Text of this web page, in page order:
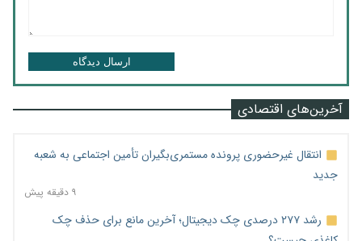
ارسال دیدگاه
آخرین‌های اقتصادی
انتقال غیرحضوری پرونده مستمری‌بگیران تأمین اجتماعی به شعبه
جدید
۹ دقیقه پیش
رشد ۲۷۷ درصدی چک دیجیتال؛ آخرین مانع برای حذف چک